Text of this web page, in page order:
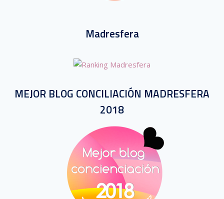
Madresfera
MEJOR BLOG CONCILIACIÓN MADRESFERA
2018